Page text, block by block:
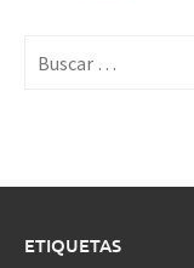
ETIQUETAS